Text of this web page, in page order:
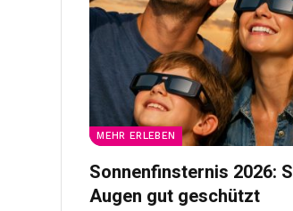
MEHR ERLEBEN
Sonnenfinsternis 2026:
Augen gut geschützt